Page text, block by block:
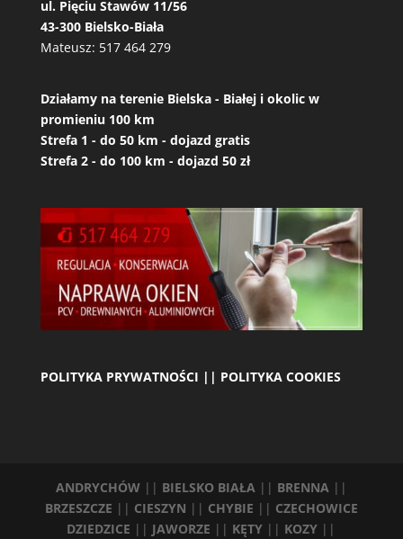
ul. Pięciu Stawów 11/56
43-300 Bielsko-Biała
Mateusz: 517 464 279
Działamy na terenie Bielska - Białej i okolic w
promieniu 100 km
Strefa 1 - do 50 km - dojazd gratis
Strefa 2 - do 100 km - dojazd 50 zł
POLITYKA PRYWATNOŚCI || POLITYKA COOKIES
ANDRYCHÓW|| BIELSKO BIAŁA || BRENNA ||
BRZESZCZE || CIESZYN || CHYBIE || CZECHOWICE
DZIEDZICE || JAWORZE || KĘTY || KOZY ||